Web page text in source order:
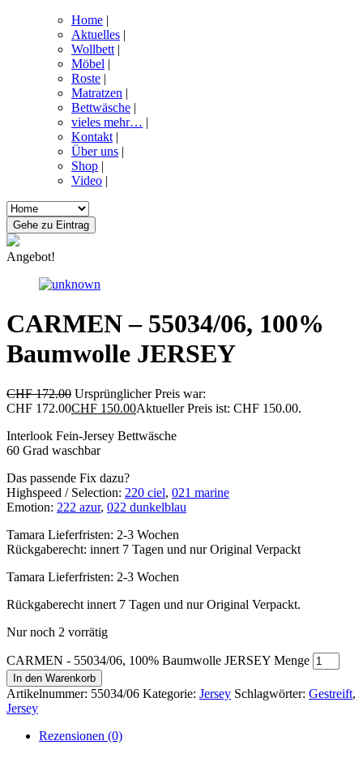
Home |
Aktuelles |
Wollbett |
Möbel |
Roste |
Matratzen |
Bettwäsche |
vieles mehr… |
Kontakt |
Über uns |
Shop |
Video |
Angebot!
CARMEN – 55034/06, 100%
Baumwolle JERSEY
CHF172.00 Ursprünglicher Preis war:
CHF 172.00CHF 150.00Aktueller Preis ist: CHF 150.00.
Interlook Fein-Jersey Bettwäsche
60 Grad waschbar
Das passende Fix dazu?
Highspeed / Selection: 220 ciel, 021 marine
Emotion: 222 azur, 022 dunkelblau
Tamara Lieferfristen: 2-3 Wochen
Rückgaberecht: innert 7 Tagen und nur Original Verpackt
Tamara Lieferfristen: 2-3 Wochen
Rückgaberecht innert 7 Tagen und nur Original Verpackt.
Nur noch 2 vorrätig
CARMEN - 55034/06, 100% Baumwolle JERSEY Menge
In den Warenkorb
Artikelnummer: 55034/06 Kategorie: Jersey Schlagwörter: Gestreift,
Jersey
Rezensionen (0)